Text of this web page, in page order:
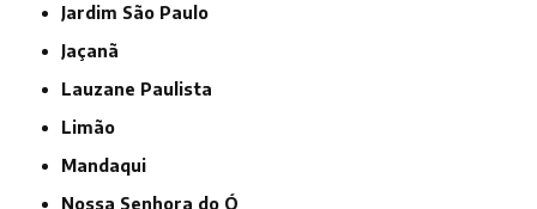
Jardim São Paulo
Jaçanã
Lauzane Paulista
Limão
Mandaqui
Nossa Senhora do Ó